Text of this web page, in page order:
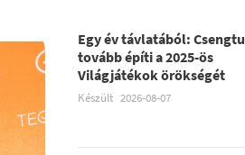
Egy év távlatából: Csengtu
tovább építi a 2025-ös
Világjátékok örökségét
Készült 2026-08-07